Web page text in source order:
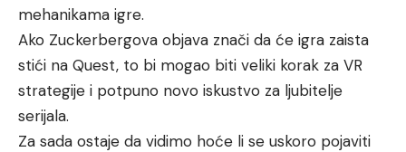
mehanikama igre.
Ako Zuckerbergova objava znači da će igra zaista
stići na Quest, to bi mogao biti veliki korak za VR
strategije i potpuno novo iskustvo za ljubitelje
serijala.
Za sada ostaje da vidimo hoće li se uskoro pojaviti